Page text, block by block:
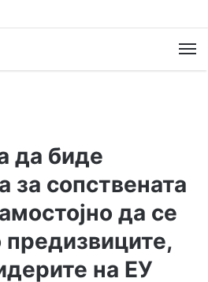
да биде
за сопствената
да се
предизвиците,
на ЕУ